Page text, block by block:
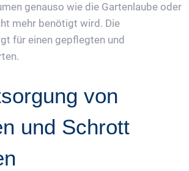
genauso wie die Gartenlaube oder
mehr benötigt wird. Die
für einen gepflegten und
von
und Schrott